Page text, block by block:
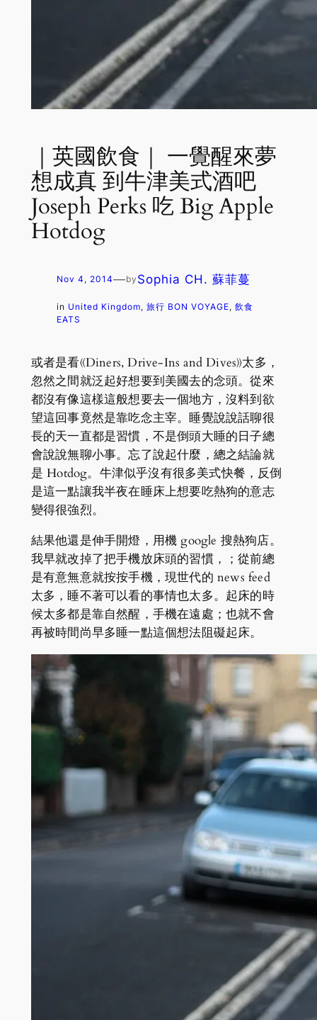
｜英國飲食｜ 一覺醒來夢
想成真 到牛津美式酒吧
Joseph Perks 吃 Big Apple
Hotdog
Nov 4, 2014—by Sophia CH. 蘇菲蔓
in United Kingdom, 旅行 BON VOYAGE, 飲食
EATS
或者是看《Diners, Drive-Ins and Dives》太多，
忽然之間就泛起好想要到美國去的念頭。從來
都沒有像這樣這般想要去一個地方，沒料到欲
望這回事竟然是靠吃念主宰。睡覺說說話聊很
長的天一直都是習慣，不是倒頭大睡的日子總
會說說無聊小事。忘了說起什麼，總之結論就
是 Hotdog。牛津似乎沒有很多美式快餐，反倒
是這一點讓我半夜在睡床上想要吃熱狗的意志
變得很強烈。
結果他還是伸手開燈，用機 google 搜熱狗店。
我早就改掉了把手機放床頭的習慣，；從前總
是有意無意就按按手機，現世代的 news feed
太多，睡不著可以看的事情也太多。起床的時
候太多都是靠自然醒，手機在遠處；也就不會
再被時間尚早多睡一點這個想法阻礙起床。